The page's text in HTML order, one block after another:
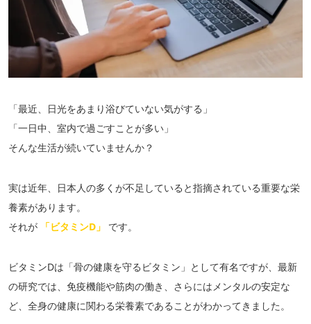
「最近、日光をあまり浴びていない気がする」
「一日中、室内で過ごすことが多い」
そんな生活が続いていませんか？
実は近年、日本人の多くが不足していると指摘されている重要な栄
養素があります。
それが
「ビタミンD」 です。
ビタミンDは「骨の健康を守るビタミン」として有名ですが、最新
の研究では、免疫機能や筋肉の働き、さらにはメンタルの安定な
ど、全身の健康に関わる栄養素であることがわかってきました。